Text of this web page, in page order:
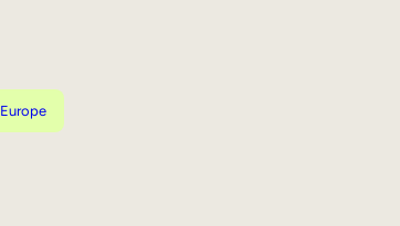
Europe